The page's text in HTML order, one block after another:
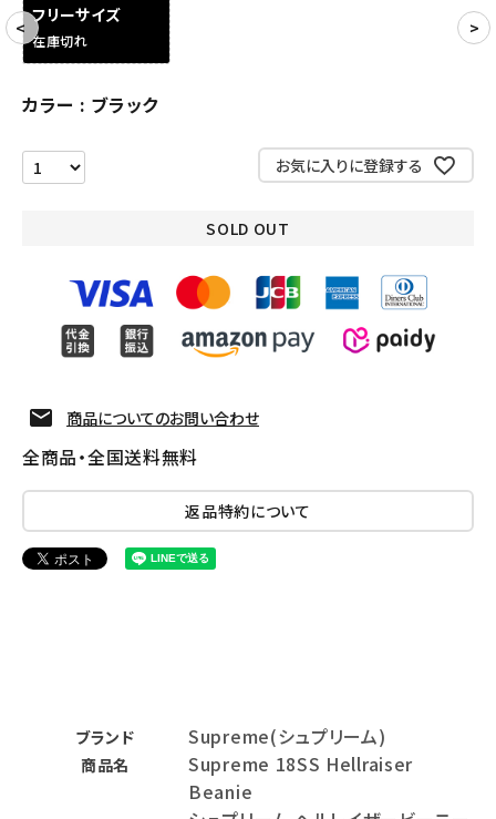
SEASON
ようこそ ゲスト 様
Follow us
フリーサイズ
在庫切れ
カラー ブラック
お気に入りに登録する
SOLD OUT
商品についてのお問い合わせ
全商品・全国送料無料
返品特約について
ブランド Supreme(シュプリーム)
商品名
Supreme 18SS Hellraiser
Beanie